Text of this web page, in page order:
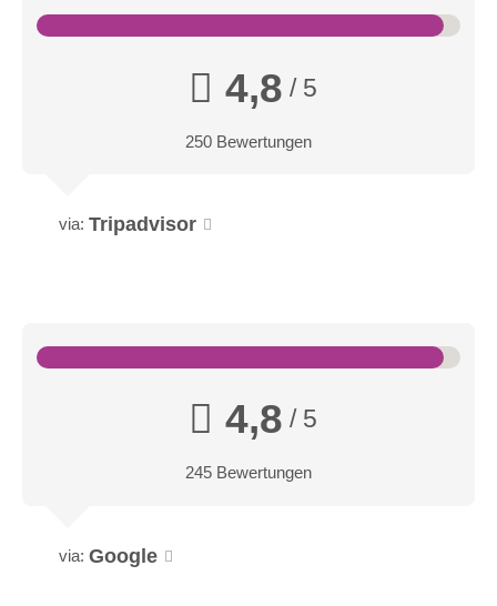
4,8 / 5
250 Bewertungen
via: Tripadvisor
4,8 / 5
245 Bewertungen
via: Google